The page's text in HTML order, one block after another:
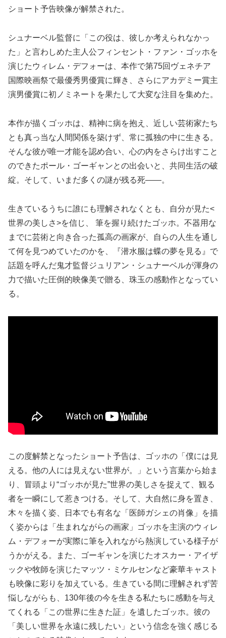
ショート予告映像が解禁された。
シュナーベル監督に「この役は、彼しか考えられなかっ
た」と言わしめた主人公フィンセント・ファン・ゴッホを
演じたウィレム・デフォーは、本作で第75回ヴェネチア
国際映画祭で最優秀男優賞に輝き、さらにアカデミー賞主
演男優賞に初ノミネートを果たして大変な注目を集めた。
本作が描くゴッホは、精神に病を抱え、近しい芸術家たち
とも真っ当な人間関係を築けず、常に孤独の中に生きる。
そんな彼が唯一才能を認め合い、心の内をさらけ出すこと
のできたポール・ゴーギャンとの出会いと、共同生活の破
綻。そして、いまだ多くの謎が残る死――。
生きているうちに誰にも理解されなくとも、自分が見た<
世界の美しさ>を信じ、 筆を握り続けたゴッホ。不器用な
までに芸術と向き合った孤高の画家が、自らの人生を通し
て何を見つめていたのかを、『潜水服は蝶の夢を見る』で
話題を呼んだ鬼才監督ジュリアン・シュナーベルが渾身の
力で描いた圧倒的映像美で贈る、珠玉の感動作となってい
る。
この度解禁となったショート予告は、ゴッホの「僕には見
える。他の人には見えない世界が。」という言葉から始ま
り、冒頭より“ゴッホが見た”世界の美しさを捉えて、観る
者を一瞬にして惹きつける。そして、大自然に身を置き、
木々を描く姿、日本でも有名な「医師ガシェの肖像」を描
く姿からは「生まれながらの画家」ゴッホを主演のウィレ
ム・デフォーが実際に筆を入れながら熱演している様子が
うかがえる。また、ゴーギャンを演じたオスカー・アイザ
ックや牧師を演じたマッツ・ミケルセンなど豪華キャスト
も映像に彩りを加えている。生きている間に理解されず苦
悩しながらも、130年後の今を生きる私たちに感動を与え
てくれる「この世界に生きた証」を遺したゴッホ。彼の
「美しい世界を永遠に残したい」という信念を強く感じる